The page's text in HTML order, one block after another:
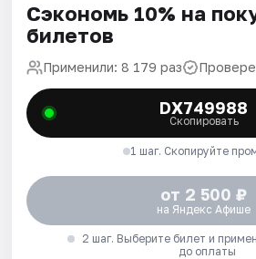
Сэкономь 10% на
билетов
Применили: 8 179 раз
DX749988
Скопировать
1 шаг. Скопируйте
от 2 500 ₽
на Яндекс Афише
2 шаг. Выберите билет и
до оплаты